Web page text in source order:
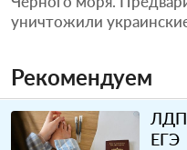
уничтожили
Рекомендуем
ЕГЭ